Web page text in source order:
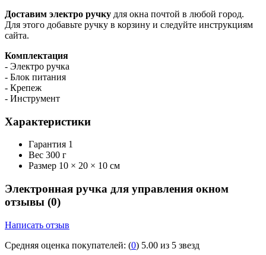
Доставим электро ручку для окна почтой в любой город.
Для этого добавьте ручку в корзину и следуйте инструкциям
сайта.
Комплектация
- Электро ручка
- Блок питания
- Крепеж
- Инструмент
Характеристики
Гарантия 1
Вес 300 г
Размер 10 × 20 × 10 см
Электронная ручка для управления окном
отзывы (0)
Написать отзыв
Средняя оценка покупателей: (0) 5.00 из 5 звезд